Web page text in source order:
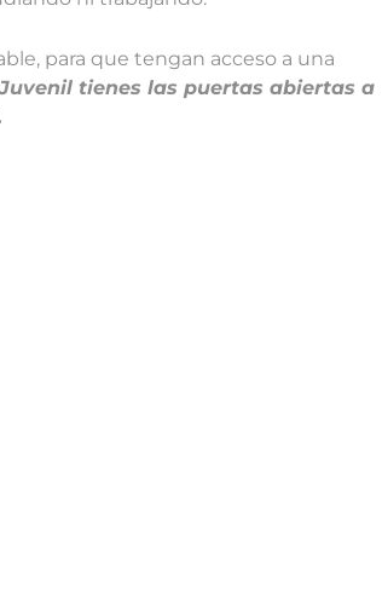
para que tengan acceso a una
tienes las puertas abiertas a